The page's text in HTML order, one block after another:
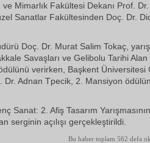
Mimarlık Fakültesi Dekanı Prof.
Sanatlar Fakültesinden Doç. Dr.
Doç. Dr. Murat Salim Tokaç,
Savaşları ve Gelibolu Tarihi Alan
verirken, Başkent Üniversitesi
Dr. Adnan Tpecik, 2. Mansiyon
Sanat: 2. Afiş Tasarım
serginin açılışı gerçekleştirildi.
Bu haber toplam 562 defa